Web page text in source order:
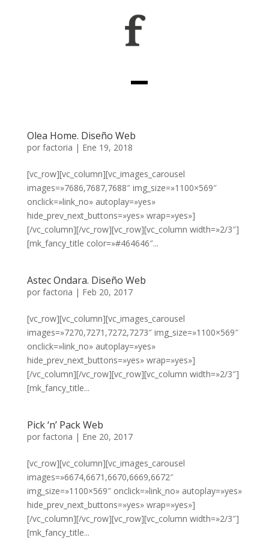
Olea Home. Diseño Web
por factoria | Ene 19, 2018
[vc_row][vc_column][vc_images_carousel
images=»7686,7687,7688″ img_size=»1100×569″
onclick=»link_no» autoplay=»yes»
hide_prev_next_buttons=»yes» wrap=»yes»]
[/vc_column][/vc_row][vc_row][vc_column width=»2/3″]
[mk_fancy_title color=»#464646″...
Astec Ondara. Diseño Web
por factoria | Feb 20, 2017
[vc_row][vc_column][vc_images_carousel
images=»7270,7271,7272,7273″ img_size=»1100×569″
onclick=»link_no» autoplay=»yes»
hide_prev_next_buttons=»yes» wrap=»yes»]
[/vc_column][/vc_row][vc_row][vc_column width=»2/3″]
[mk_fancy_title...
Pick ‘n’ Pack Web
por factoria | Ene 20, 2017
[vc_row][vc_column][vc_images_carousel
images=»6674,6671,6670,6669,6672″
img_size=»1100×569″ onclick=»link_no» autoplay=»yes»
hide_prev_next_buttons=»yes» wrap=»yes»]
[/vc_column][/vc_row][vc_row][vc_column width=»2/3″]
[mk_fancy_title...